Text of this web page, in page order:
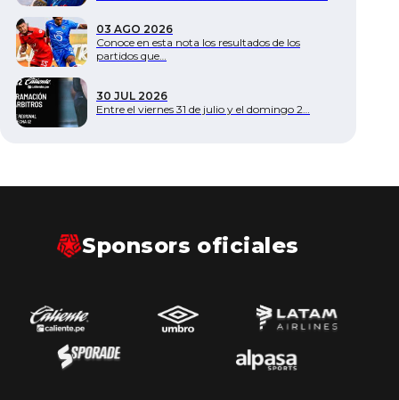
Documentos03 AGO 2026
Conoce en esta nota los resultados de los
partidos que…
30 JUL 2026
Entre el viernes 31 de julio y el domingo 2…
Sponsors oficiales